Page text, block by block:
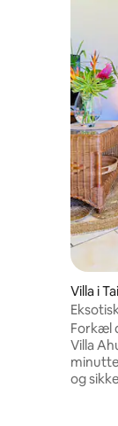
Villa i
havet
Forkæl
Villa Ahui
og